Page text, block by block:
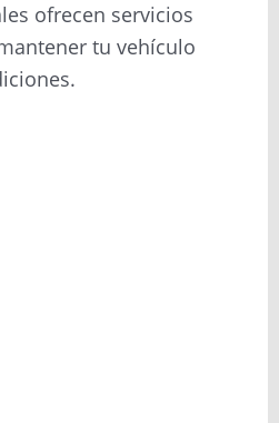
ofrecen servicios
tu vehículo